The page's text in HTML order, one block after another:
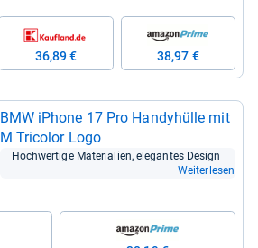
36,89 € 38,97 €
BMW iPhone 17 Pro Han­dy­hülle mit
M Tri­co­lor Logo
Hoch­wer­tige Mate­ria­lien, ele­gan­tes Design
Weiterlesen